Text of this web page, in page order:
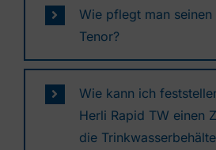
Wie pflegt man seinen
Tenor?
Wie kann ich
Herli Rapid TW einen
die